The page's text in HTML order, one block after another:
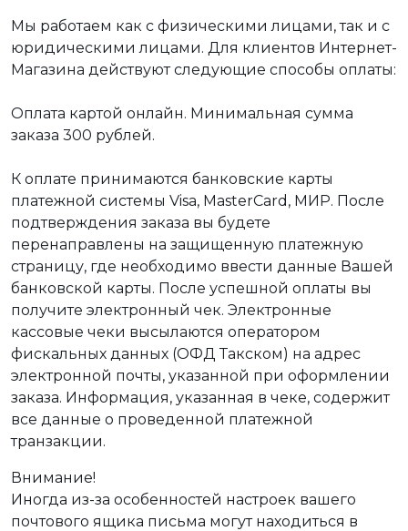
Мы работаем как с физическими лицами, так и с
юридическими лицами. Для клиентов Интернет-
Магазина действуют следующие способы оплаты:
Оплата картой онлайн. Минимальная сумма
заказа 300 рублей.
К оплате принимаются банковские карты
платежной системы Visa, MasterCard, МИР. После
подтверждения заказа вы будете
перенаправлены на защищенную платежную
страницу, где необходимо ввести данные Вашей
банковской карты. После успешной оплаты вы
получите электронный чек. Электронные
кассовые чеки высылаются оператором
фискальных данных (ОФД Такском) на адрес
электронной почты, указанной при оформлении
заказа. Информация, указанная в чеке, содержит
все данные о проведенной платежной
транзакции.
Внимание!
Иногда из-за особенностей настроек вашего
почтового ящика письма могут находиться в